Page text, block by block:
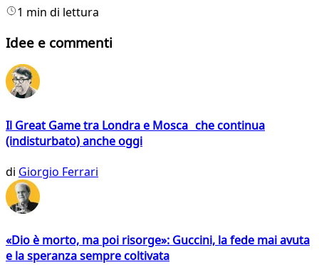
1 min di lettura
Idee e commenti
Il Great Game tra Londra e Mosca che continua
(indisturbato) anche oggi
di Giorgio Ferrari
«Dio è morto, ma poi risorge»: Guccini, la fede mai avuta
e la speranza sempre coltivata